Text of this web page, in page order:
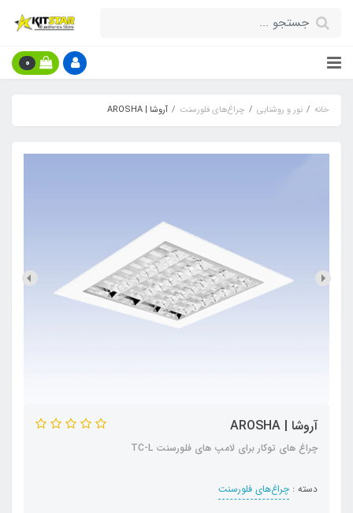
0
خانه نور و روشنایی چراغ‌های فلورسنت آروشا | AROSHA
آروشا | AROSHA
چراغ های توکار برای لامپ های فلورسنت TC-L
دسته : چراغ‌های فلورسنت